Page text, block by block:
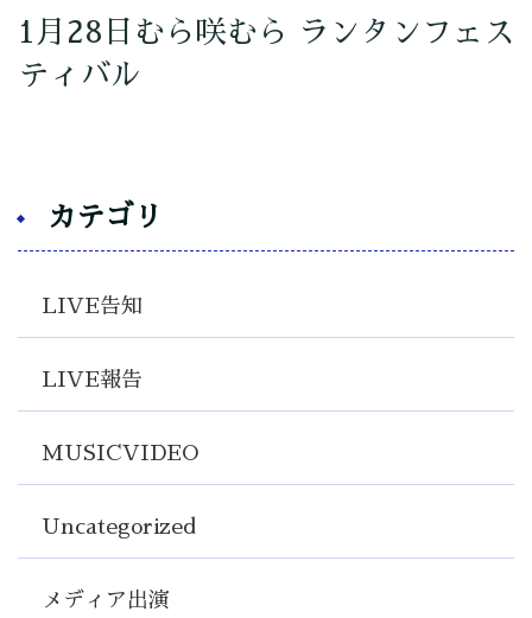
1月28日むら咲むら ランタンフェス
ティバル
カテゴリ
LIVE告知
LIVE報告
MUSICVIDEO
Uncategorized
メディア出演